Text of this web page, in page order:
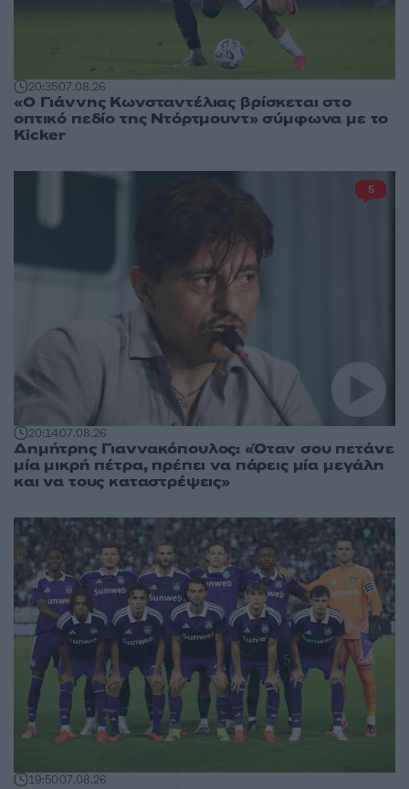
20:3507.08.26
«Ο Γιάννης Κωνσταντέλιας βρίσκεται στο
οπτικό πεδίο της Ντόρτμουντ» σύμφωνα με το
Kicker
20:1407.08.26
Δημήτρης Γιαννακόπουλος: «Όταν σου πετάνε
μία μικρή πέτρα, πρέπει να πάρεις μία μεγάλη
και να τους καταστρέψεις»
5
19:5007.08.26